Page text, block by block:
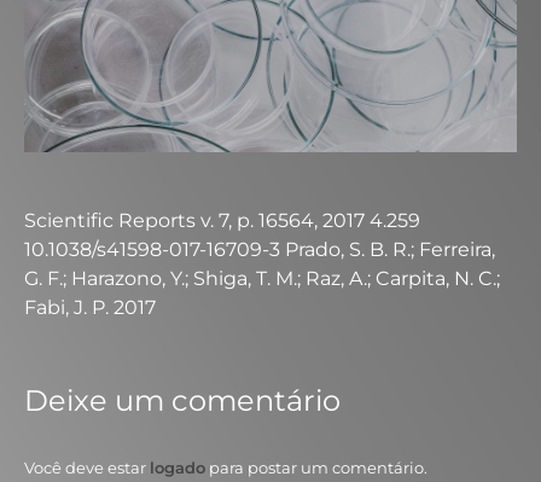
Scientific Reports v. 7, p. 16564, 2017 4.259
10.1038/s41598-017-16709-3 Prado, S. B. R.; Ferreira,
G. F.; Harazono, Y.; Shiga, T. M.; Raz, A.; Carpita, N. C.;
Fabi, J. P. 2017
Deixe um comentário
Você deve estar logado para postar um comentário.